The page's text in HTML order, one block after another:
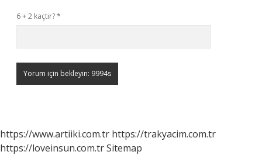
6 + 2 kaçtır?*
https://www.artiiki.com.tr https://trakyacim.com.tr
https://loveinsun.com.trSitemap